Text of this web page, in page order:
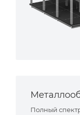
Полный